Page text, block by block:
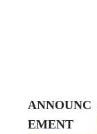
ANNOUNC
EMENT